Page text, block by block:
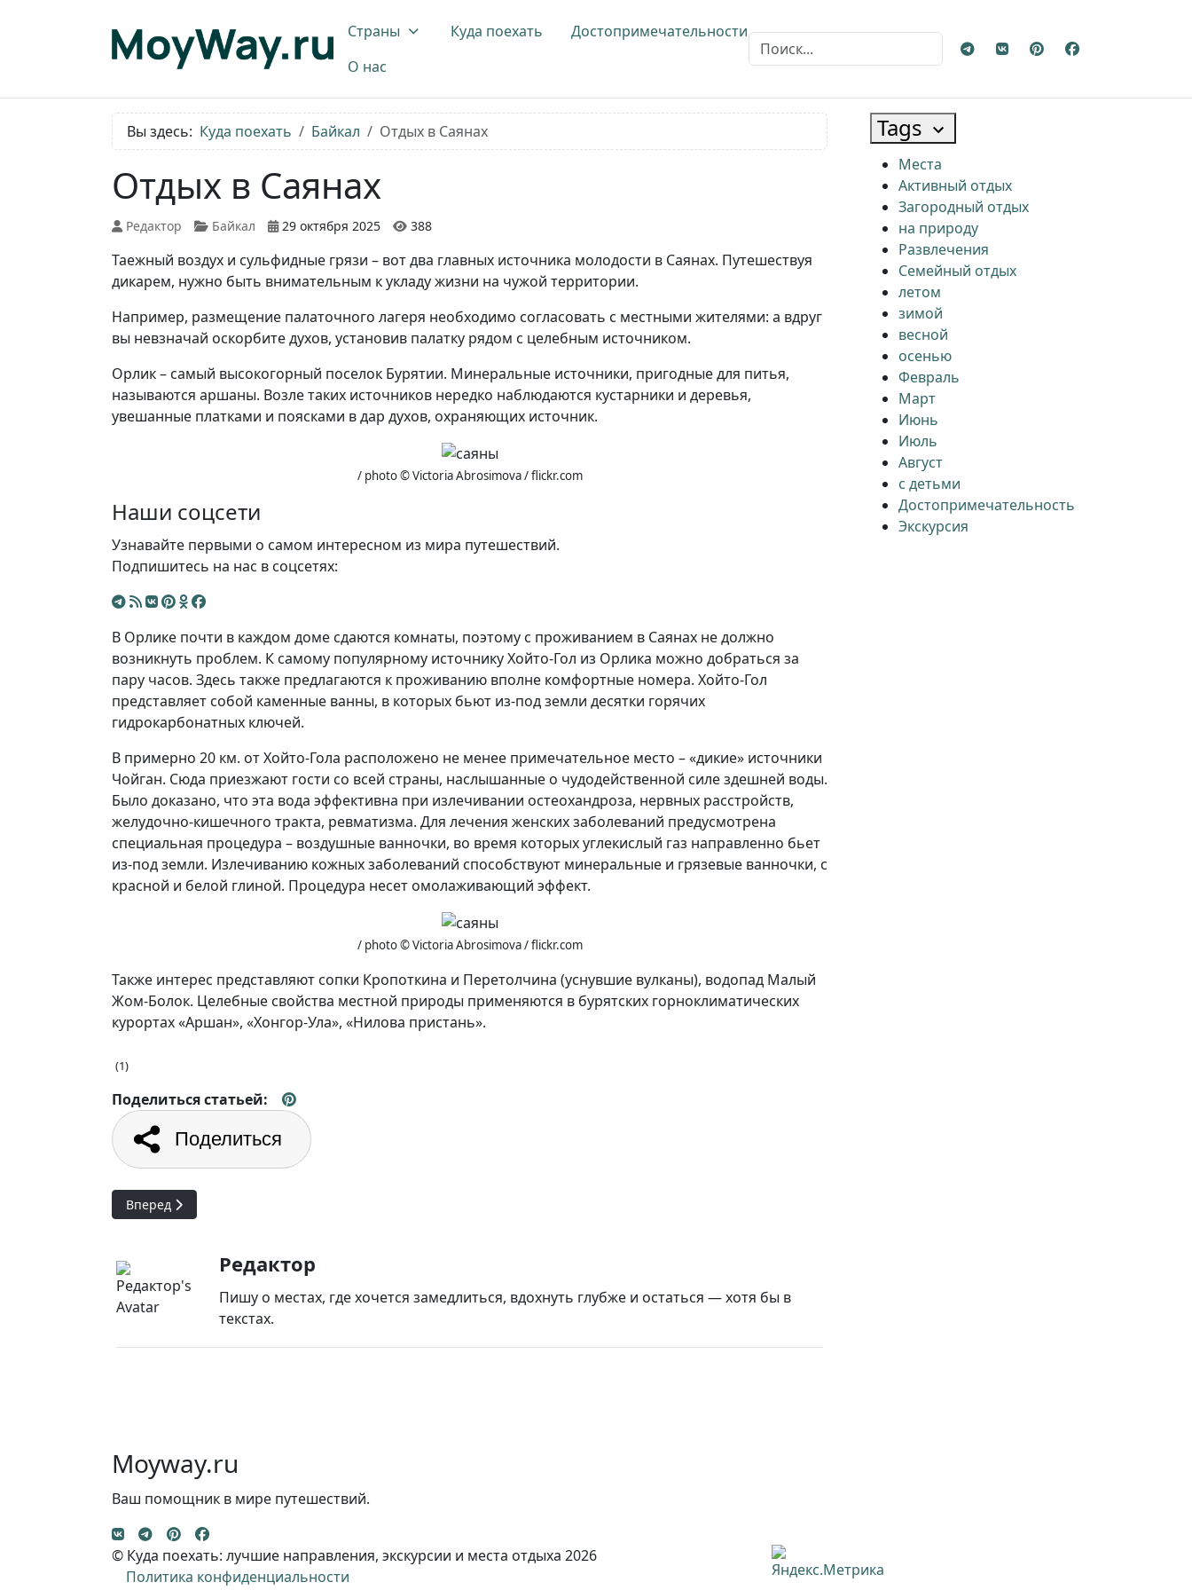
Страны Куда поехать
Достопримечательности
О нас
Поиск...
Вы здесь: Куда поехать Байкал Отдых в Саянах
Отдых в Саянах
Редактор Байкал 29 октября 2025 388
Таежный воздух и сульфидные грязи – вот два главных источника молодости в Саянах. Путешествуя
дикарем, нужно быть внимательным к укладу жизни на чужой территории.
Например, размещение палаточного лагеря необходимо согласовать с местными жителями: а вдруг
вы невзначай оскорбите духов, установив палатку рядом с целебным источником.
Орлик – самый высокогорный поселок Бурятии. Минеральные источники, пригодные для питья,
называются аршаны. Возле таких источников нередко наблюдаются кустарники и деревья,
увешанные платками и поясками в дар духов, охраняющих источник.
/ photo © Victoria Abrosimova / flickr.com
Наши соцсети
Узнавайте первыми о самом интересном из мира путешествий.
Подпишитесь на нас в соцсетях:
В Орлике почти в каждом доме сдаются комнаты, поэтому с проживанием в Саянах не должно
возникнуть проблем. К самому популярному источнику Хойто-Гол из Орлика можно добраться за
пару часов. Здесь также предлагаются к проживанию вполне комфортные номера. Хойто-Гол
представляет собой каменные ванны, в которых бьют из-под земли десятки горячих
гидрокарбонатных ключей.
В примерно 20 км. от Хойто-Гола расположено не менее примечательное место – «дикие» источники
Чойган. Сюда приезжают гости со всей страны, наслышанные о чудодейственной силе здешней воды.
Было доказано, что эта вода эффективна при излечивании остеохандроза, нервных расстройств,
желудочно-кишечного тракта, ревматизма. Для лечения женских заболеваний предусмотрена
специальная процедура – воздушные ванночки, во время которых углекислый газ направленно бьет
из-под земли. Излечиванию кожных заболеваний способствуют минеральные и грязевые ванночки, с
красной и белой глиной. Процедура несет омолаживающий эффект.
/ photo © Victoria Abrosimova / flickr.com
Также интерес представляют сопки Кропоткина и Перетолчина (уснувшие вулканы), водопад Малый
Жом-Болок. Целебные свойства местной природы применяются в бурятских горноклиматических
курортах «Аршан», «Хонгор-Ула», «Нилова пристань».
(1)
Поделиться статьей:
Поделиться
Следующий: Городской транспорт Иркутска
Вперед
Редактор
Пишу о местах, где хочется замедлиться, вдохнуть глубже и остаться — хотя бы в
текстах.
Tags
Места
Активный отдых
Загородный отдых
на природу
Развлечения
Семейный отдых
летом
зимой
весной
осенью
Февраль
Март
Июнь
Июль
Август
с детьми
Достопримечательность
Экскурсия
Moyway.ru
Ваш помощник в мире путешествий.
© Куда поехать: лучшие направления, экскурсии и места отдыха 2026
Политика конфиденциальности